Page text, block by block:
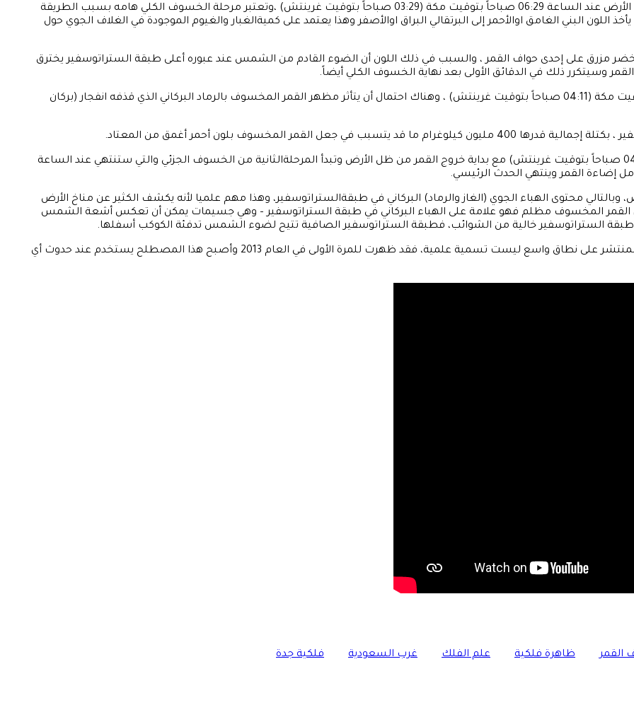
سيتبع ذلك بداية الخسوف الكلي مع دخول كامل قرص القمر في ظل الأرض عند الساعة 06:29 صباحاً بتوقيت مكة (03:29 صباحاً بتوقيت غرينتش) ،وتعتبر مرحلة الخسوف الكلي هامه بسبب الطريقة
البني الغامق اوالأحمر إلى البرتقالي البراق اوالأصفر وهذا يعتمد على كميةالغبار والغيوم الموجودة في الغلاف الجوي حول
مزرق على إحدى حواف القمر ، والسبب في ذلك اللون أن الضوء القادم من الشمس عند عبوره أعلى طبقة الستراتوسفير يخترق
وسيتكرر ذلك في الدقائق الأولى بعد نهاية الخسوف الكلي أيضاً.
سيصل الخسوف الكلي ذروته العظمى عند الساعة 07:11 صباحاً بتوقيت مكة (04:11 صباحاً بتوقيت غرينتش) ، وهناك احتمال أن يتأثر مظهر القمر المخسوف بالرماد البركاني الذي قذفه انفجار (بركان
سينتهي الخسوف الكلي عند الساعة 07:53 صباحاً بتوقيت مكة (04:53 صباحاً بتوقيت غرينتش) مع بداية خروج القمر من ظل الأرض وتبدأ المرحلةالثانية من الخسوف الجزئي والتي ستنتهي عند الساعة
محتوى الهباء الجوي (الغاز والرماد) البركاني في طبقةالستراتوسفير، وهذا مهم علميا لأنه يكشف الكثير عن مناخ الأرض
القمر المخسوف مظلم فهو علامة على الهباء البركاني في طبقة الستراتوسفير – وهي جسيمات يمكن أن تعكس أشعة الشمس
الستراتوسفير خالية من الشوائب، فطبقة الستراتوسفير الصافية تتيح لضوء الشمس تدفئة الكوكب أسفلها.
جدير بالذكر أن وصف خسوف القمر الكلي بالقمر الدموي أو قمر الدم المنتشر على نطاق واسع ليست تسمية علمية، فقد ظهرت للمرة الأولى في العام 2013 وأصبح هذا المصطلح يستخدم عند حدوث أي
ظاهرة فلكية علم الفلك غرب السعودية فلكية جدة